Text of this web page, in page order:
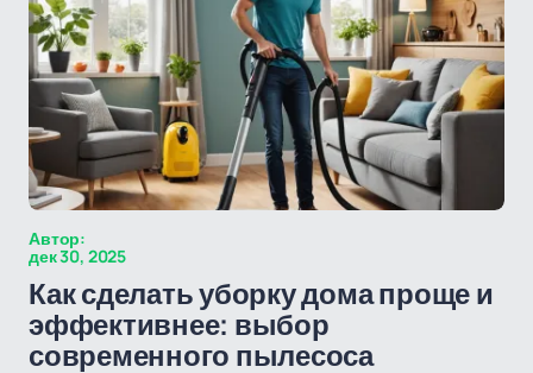
Автор:
дек 30, 2025
Как сделать уборку дома проще и
эффективнее: выбор
современного пылесоса